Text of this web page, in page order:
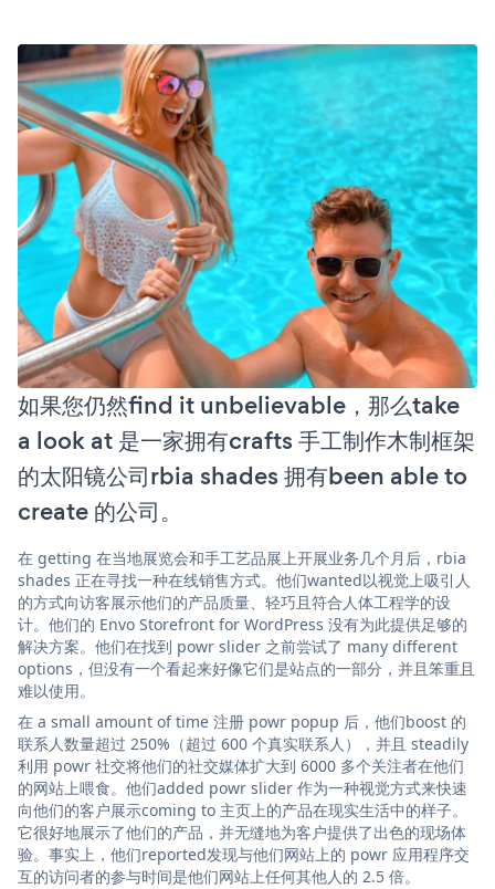
如果您仍然find it unbelievable，那么take
a look at 是一家拥有crafts 手工制作木制框架
的太阳镜公司rbia shades 拥有been able to
create 的公司。
在 getting 在当地展览会和手工艺品展上开展业务几个月后，rbia
shades 正在寻找一种在线销售方式。他们wanted以视觉上吸引人
的方式向访客展示他们的产品质量、轻巧且符合人体工程学的设
计。他们的 Envo Storefront for WordPress 没有为此提供足够的
解决方案。他们在找到 powr slider 之前尝试了 many different
options，但没有一个看起来好像它们是站点的一部分，并且笨重且
难以使用。
在 a small amount of time 注册 powr popup 后，他们boost 的
联系人数量超过 250%（超过 600 个真实联系人），并且 steadily
利用 powr 社交将他们的社交媒体扩大到 6000 多个关注者在他们
的网站上喂食。他们added powr slider 作为一种视觉方式来快速
向他们的客户展示coming to 主页上的产品在现实生活中的样子。
它很好地展示了他们的产品，并无缝地为客户提供了出色的现场体
验。事实上，他们reported发现与他们网站上的 powr 应用程序交
互的访问者的参与时间是他们网站上任何其他人的 2.5 倍。